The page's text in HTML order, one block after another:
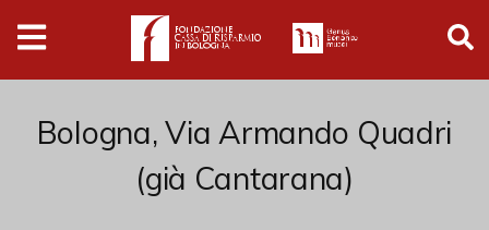
Digital
Humanities
Donazioni
Bologna, Via Armando Quadri
(già Cantarana)